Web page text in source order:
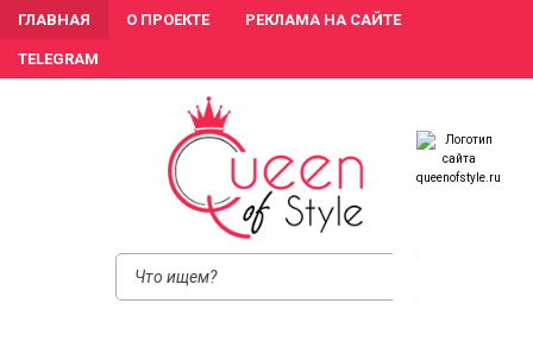
ГЛАВНАЯ О ПРОЕКТЕ РЕКЛАМА НА САЙТЕ
TELEGRAM